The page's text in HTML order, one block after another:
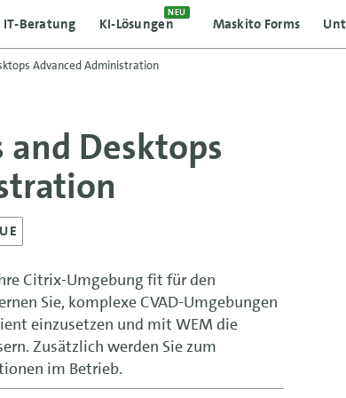
IT-Beratung KI-Lösungen
NEU
Maskito Forms
Advanced Administration
Desktops
Citrix-Umgebung fit für den
Sie, komplexe CVAD-Umgebungen
einzusetzen und mit WEM die
Zusätzlich werden Sie zum
im Betrieb.